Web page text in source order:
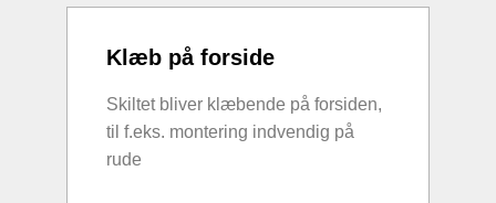
Klæb på forside
Skiltet bliver klæbende på forsiden,
til f.eks. montering indvendig på
rude